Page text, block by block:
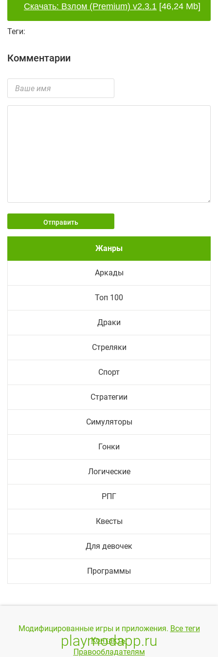
Скачать: Взлом (Premium) v2.3.1 [46,24 Mb]
Теги:
Комментарии
Отправить
Жанры
Аркады
Топ 100
Драки
Стреляки
Спорт
Стратегии
Симуляторы
Гонки
Логические
РПГ
Квесты
Для девочек
Программы
playmodapp.ru
Модифицированные игры и приложения. Все теги
Контакты
Правообладателям